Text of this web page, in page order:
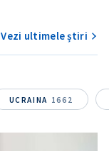
Vezi ultimele știri
UCRAINA 1662